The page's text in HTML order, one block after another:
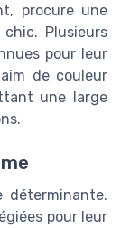
procure une
Plusieurs
pour leur
de couleur
une large
déterminante.
pour leur